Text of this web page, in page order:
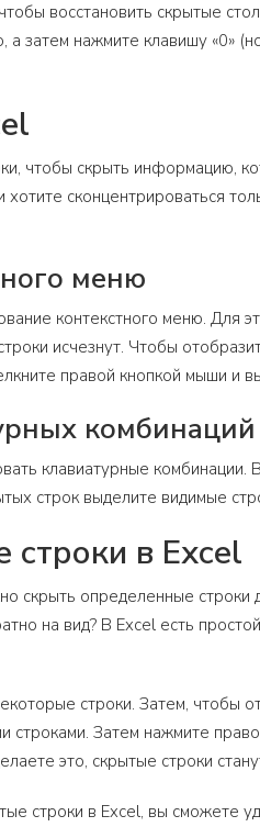
восстановить скрытые
а затем нажмите клавишу «0»
чтобы скрыть информацию,
сконцентрироваться
меню
контекстного меню. Для
исчезнут. Чтобы
правой кнопкой мыши и
комбинаций
клавиатурные
строк выделите видимые
строки в Excel
скрыть определенные
на вид? В Excel есть
строки. Затем, чтобы
строками. Затем нажмите
это, скрытые строки
строки в Excel, вы сможете